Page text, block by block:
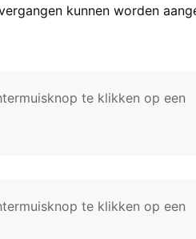
kunnen worden
te klikken op een
te klikken op een